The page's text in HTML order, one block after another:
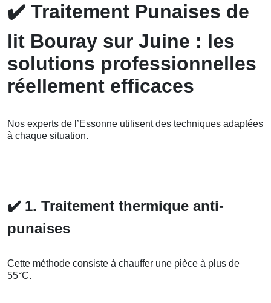
✔️ Traitement Punaises de
lit Bouray sur Juine : les
solutions professionnelles
réellement efficaces
Nos experts de l’Essonne utilisent des techniques adaptées
à chaque situation.
✔️ 1. Traitement thermique anti-
punaises
Cette méthode consiste à chauffer une pièce à plus de
55°C.